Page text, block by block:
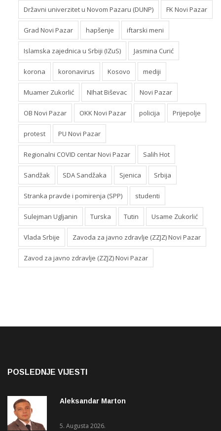
Državni univerzitet u Novom Pazaru (DUNP) FK Novi Pazar
Grad Novi Pazar hapšenje iftarski meni
Islamska zajednica u Srbiji (IZuS) Jasmina Curić
korona koronavirus Kosovo mediji
Muamer Zukorlić NIhat Biševac Novi Pazar
OB Novi Pazar OKK Novi Pazar policija Prijepolje
protest PU Novi Pazar
Regionalni COVID centar Novi Pazar Salih Hot
Sandžak SDA Sandžaka Sjenica Srbija
Stranka pravde i pomirenja (SPP) studenti
Sulejman Ugljanin Turska Tutin Usame Zukorlić
Vlada Srbije Zavoda za javno zdravlje (ZZJZ) Novi Pazar
Zavod za javno zdravlje (ZZJZ) Novi Pazar
POSLEDNJE VIJESTI
Aleksandar Marton
5. Augusta 2026.